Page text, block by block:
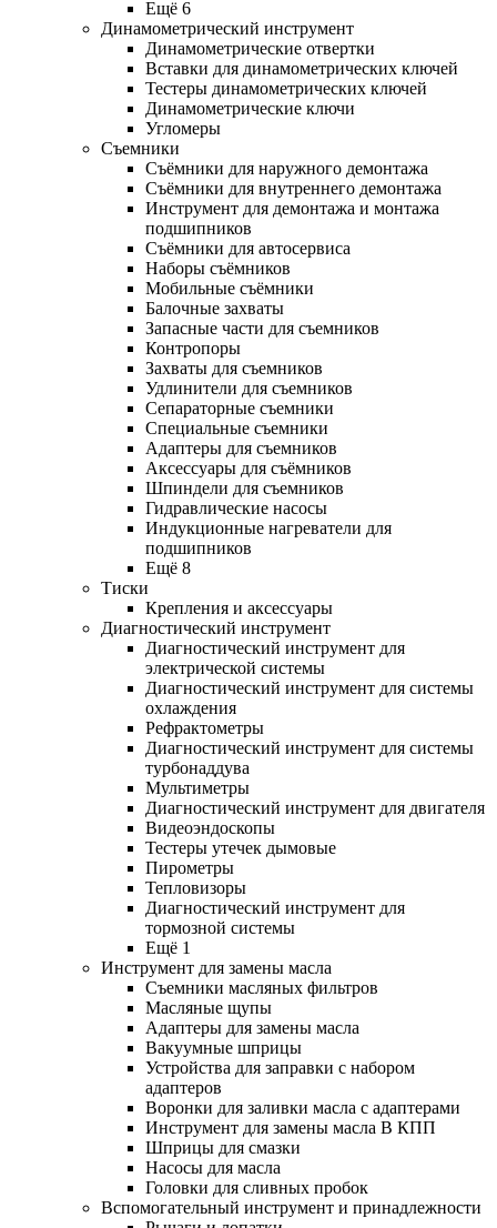
Ещё 6
Динамометрический инструмент
Динамометрические отвертки
Вставки для динамометрических ключей
Тестеры динамометрических ключей
Динамометрические ключи
Угломеры
Съемники
Съёмники для наружного демонтажа
Съёмники для внутреннего демонтажа
Инструмент для демонтажа и монтажа
подшипников
Съёмники для автосервиса
Наборы съёмников
Мобильные съёмники
Балочные захваты
Запасные части для съемников
Контропоры
Захваты для съемников
Удлинители для съемников
Сепараторные съемники
Специальные съемники
Адаптеры для съемников
Аксессуары для съёмников
Шпиндели для съемников
Гидравлические насосы
Индукционные нагреватели для
подшипников
Ещё 8
Тиски
Крепления и аксессуары
Диагностический инструмент
Диагностический инструмент для
электрической системы
Диагностический инструмент для системы
охлаждения
Рефрактометры
Диагностический инструмент для системы
турбонаддува
Мультиметры
Диагностический инструмент для двигателя
Видеоэндоскопы
Тестеры утечек дымовые
Пирометры
Тепловизоры
Диагностический инструмент для
тормозной системы
Ещё 1
Инструмент для замены масла
Съемники масляных фильтров
Масляные щупы
Адаптеры для замены масла
Вакуумные шприцы
Устройства для заправки с набором
адаптеров
Воронки для заливки масла с адаптерами
Инструмент для замены масла В КПП
Шприцы для смазки
Насосы для масла
Головки для сливных пробок
Вспомогательный инструмент и принадлежности